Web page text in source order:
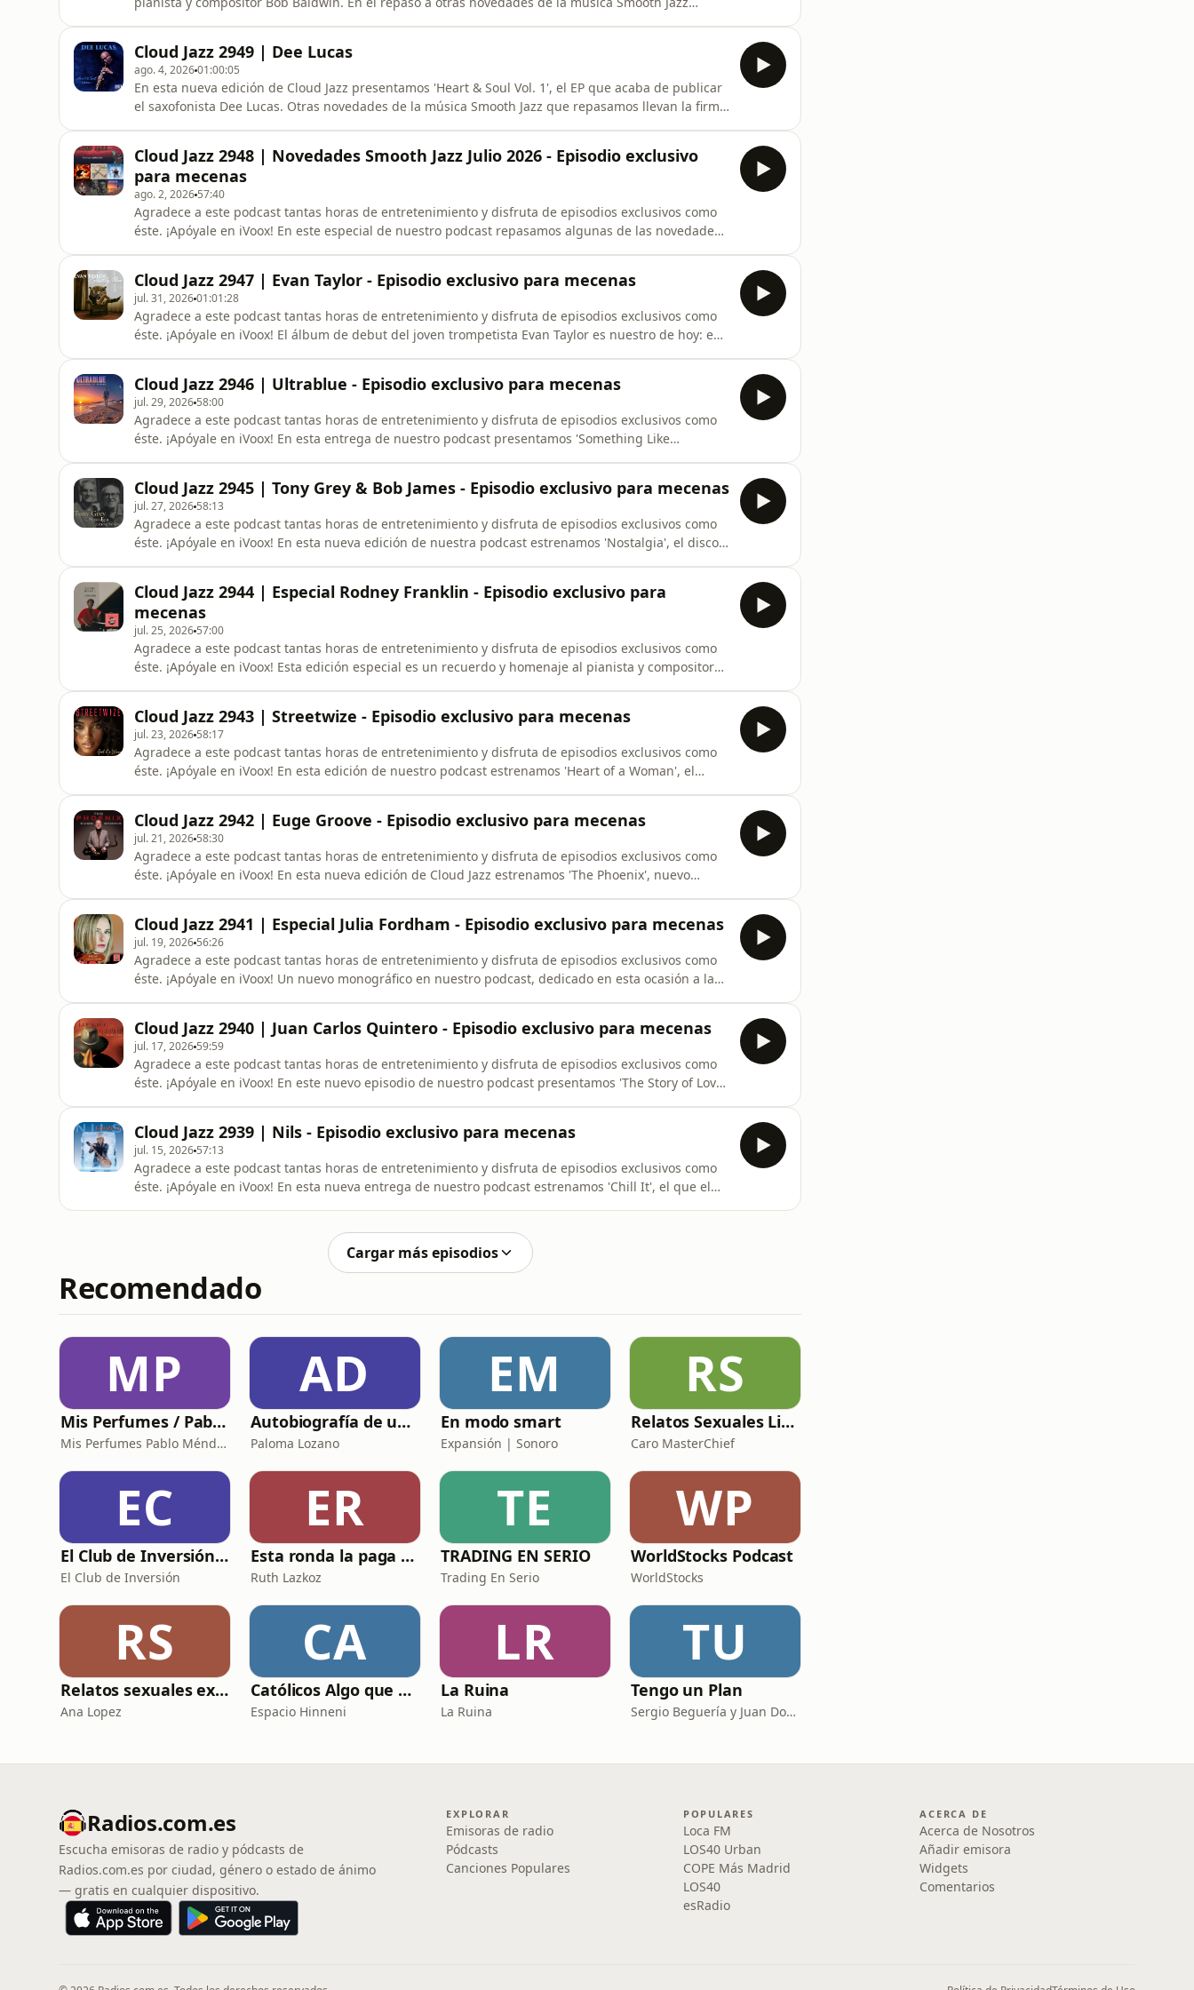
2024.
Cloud Jazz 2949 | Dee Lucas
ago. 4, 202601:00:05
En esta nueva edición de Cloud Jazz presentamos 'Heart & Soul Vol. 1', el EP que acaba de publicar
el saxofonista Dee Lucas. Otras novedades de la música Smooth Jazz que repasamos llevan la firma
Pal Thow
Cloud Jazz 2948 | Novedades Smooth Jazz Julio 2026 - Episodio exclusivo
para mecenas
ago. 2, 2026 57:40
Agradece a este podcast tantas horas de entretenimiento y disfruta de episodios exclusivos como
éste. ¡Apóyale en iVoox! En este especial de nuestro podcast repasamos algunas de las novedades
Bob James y Ult
Cloud Jazz 2947 | Evan Taylor - Episodio exclusivo para mecenas
jul. 31, 202601:01:28
Agradece a este podcast tantas horas de entretenimiento y disfruta de episodios exclusivos como
éste. ¡Apóyale en iVoox! El álbum de debut del joven trompetista Evan Taylor es nuestro de hoy: en
Euge Groove,
Cloud Jazz 2946 | Ultrablue - Episodio exclusivo para mecenas
jul. 29, 2026 58:00
Agradece a este podcast tantas horas de entretenimiento y disfruta de episodios exclusivos como
éste. ¡Apóyale en iVoox! En esta entrega de nuestro podcast presentamos 'Something Like
The Research Band, Ste
Cloud Jazz 2945 | Tony Grey & Bob James - Episodio exclusivo para mecenas
jul. 27, 2026 58:13
Agradece a este podcast tantas horas de entretenimiento y disfruta de episodios exclusivos como
éste. ¡Apóyale en iVoox! En esta nueva edición de nuestra podcast estrenamos 'Nostalgia', el disco
Roger Smith, James
Cloud Jazz 2944 | Especial Rodney Franklin - Episodio exclusivo para
mecenas
jul. 25, 2026 57:00
Agradece a este podcast tantas horas de entretenimiento y disfruta de episodios exclusivos como
éste. ¡Apóyale en iVoox! Esta edición especial es un recuerdo y homenaje al pianista y compositor
Albright, B
Cloud Jazz 2943 | Streetwize - Episodio exclusivo para mecenas
jul. 23, 2026 58:17
Agradece a este podcast tantas horas de entretenimiento y disfruta de episodios exclusivos como
éste. ¡Apóyale en iVoox! En esta edición de nuestro podcast estrenamos 'Heart of a Woman', el
de Steve Oliver, Eug
Cloud Jazz 2942 | Euge Groove - Episodio exclusivo para mecenas
jul. 21, 2026 58:30
Agradece a este podcast tantas horas de entretenimiento y disfruta de episodios exclusivos como
éste. ¡Apóyale en iVoox! En esta nueva edición de Cloud Jazz estrenamos 'The Phoenix', nuevo
'PJ' Spraggins y Nils.
Cloud Jazz 2941 | Especial Julia Fordham - Episodio exclusivo para mecenas
jul. 19, 2026 56:26
Agradece a este podcast tantas horas de entretenimiento y disfruta de episodios exclusivos como
éste. ¡Apóyale en iVoox! Un nuevo monográfico en nuestro podcast, dedicado en esta ocasión a la
episodio completo y accede
Cloud Jazz 2940 | Juan Carlos Quintero - Episodio exclusivo para mecenas
jul. 17, 2026 59:59
Agradece a este podcast tantas horas de entretenimiento y disfruta de episodios exclusivos como
éste. ¡Apóyale en iVoox! En este nuevo episodio de nuestro podcast presentamos 'The Story of Love',
Goldblum, Roge
Cloud Jazz 2939 | Nils - Episodio exclusivo para mecenas
jul. 15, 2026 57:13
Agradece a este podcast tantas horas de entretenimiento y disfruta de episodios exclusivos como
éste. ¡Apóyale en iVoox! En esta nueva entrega de nuestro podcast estrenamos 'Chill It', el que el
Cargar más episodios
Recomendado
MP
Mis Perfumes / Pablo Méndez
Mis Perfumes Pablo Méndez
AD
Autobiografía de un Yogui con sitar
Paloma Lozano
EM
En modo smart
Expansión | Sonoro
RS
Relatos Sexuales Liberales
Caro MasterChief
EC
El Club de Inversión podcast
El Club de Inversión
ER
Esta ronda la paga Newton
Ruth Lazkoz
TE
TRADING EN SERIO
Trading En Serio
WP
WorldStocks Podcast
WorldStocks
RS
Relatos sexuales explícitos
Ana Lopez
CA
Católicos Algo que Saber
Espacio Hinneni
LR
La Ruina
La Ruina
TU
Tengo un Plan
Sergio Beguería y Juan Domínguez
Radios.com.es
Escucha emisoras de radio y pódcasts de
Radios.com.es por ciudad, género o estado de ánimo
— gratis en cualquier dispositivo.
EXPLORAR
Emisoras de radio
Pódcasts
Canciones Populares
POPULARES
Loca FM
LOS40 Urban
COPE Más Madrid
LOS40
esRadio
ACERCA DE
Acerca de Nosotros
Añadir emisora
Widgets
Comentarios